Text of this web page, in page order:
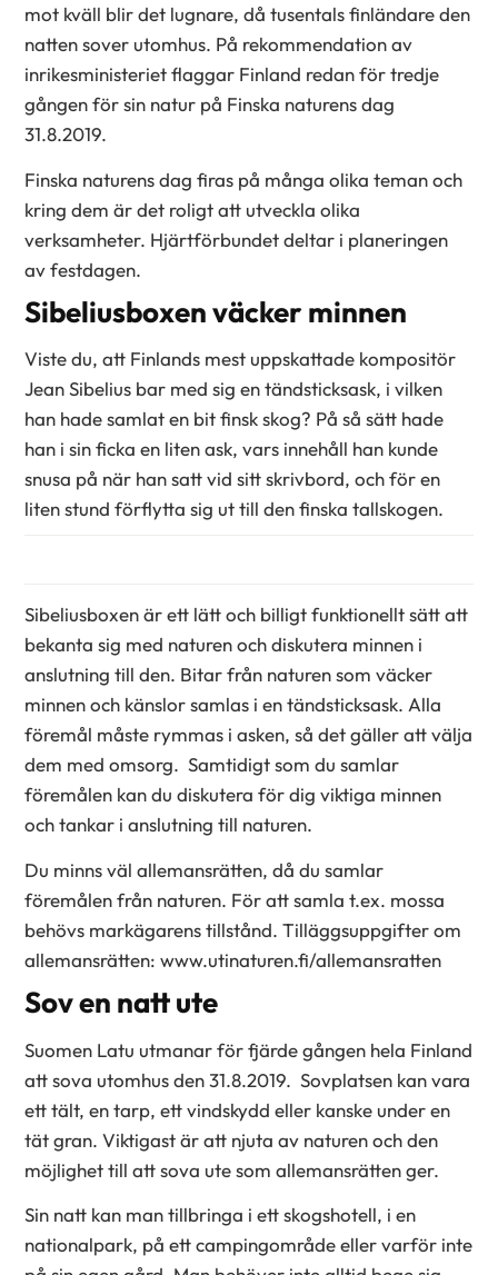
mot kväll blir det lugnare, då tusentals finländare den
natten sover utomhus. På rekommendation av
inrikesministeriet flaggar Finland redan för tredje
gången för sin natur på Finska naturens dag
31.8.2019.
Finska naturens dag firas på många olika teman och
kring dem är det roligt att utveckla olika
verksamheter. Hjärtförbundet deltar i planeringen
av festdagen.
Sibeliusboxen väcker minnen
Viste du, att Finlands mest uppskattade kompositör
Jean Sibelius bar med sig en tändsticksask, i vilken
han hade samlat en bit finsk skog? På så sätt hade
han i sin ficka en liten ask, vars innehåll han kunde
snusa på när han satt vid sitt skrivbord, och för en
liten stund förflytta sig ut till den finska tallskogen.
Sibeliusboxen är ett lätt och billigt funktionellt sätt att
bekanta sig med naturen och diskutera minnen i
anslutning till den. Bitar från naturen som väcker
minnen och känslor samlas i en tändsticksask. Alla
föremål måste rymmas i asken, så det gäller att välja
dem med omsorg. Samtidigt som du samlar
föremålen kan du diskutera för dig viktiga minnen
och tankar i anslutning till naturen.
Du minns väl allemansrätten, då du samlar
föremålen från naturen. För att samla t.ex. mossa
behövs markägarens tillstånd. Tilläggsuppgifter om
allemansrätten: www.utinaturen.fi/allemansratten
Sov en natt ute
Suomen Latu utmanar för fjärde gången hela Finland
att sova utomhus den 31.8.2019. Sovplatsen kan vara
ett tält, en tarp, ett vindskydd eller kanske under en
tät gran. Viktigast är att njuta av naturen och den
möjlighet till att sova ute som allemansrätten ger.
Sin natt kan man tillbringa i ett skogshotell, i en
nationalpark, på ett campingområde eller varför inte